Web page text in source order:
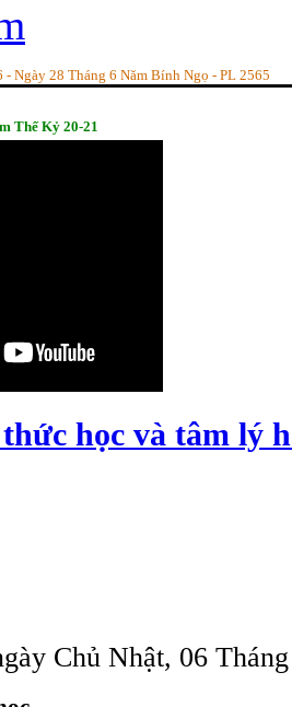
Ngày 28 Tháng 6 Năm Bính Ngọ - PL 2565
Thế Kỷ 20-21
học và tâm lý
Chủ Nhật, 06